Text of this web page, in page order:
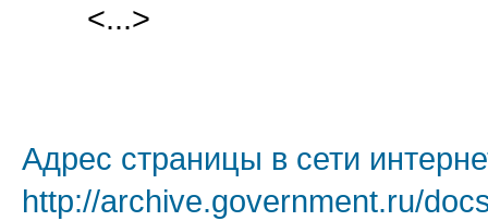
<...>
Адрес страницы в сети
http://archive.government.ru/